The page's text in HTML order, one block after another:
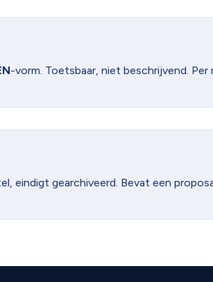
-vorm. Toetsbaar, niet beschrijvend.
eindigt gearchiveerd. Bevat een